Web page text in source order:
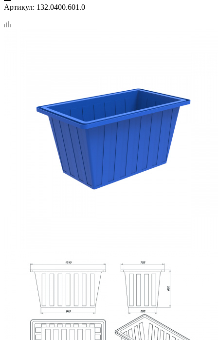
Артикул: 132.0400.601.0